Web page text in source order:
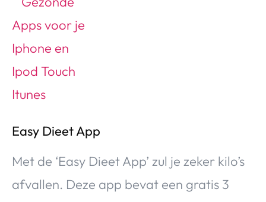
Easy Dieet App
Met de ‘Easy Dieet App’ zul je zeker kilo’s
afvallen. Deze app bevat een gratis 3